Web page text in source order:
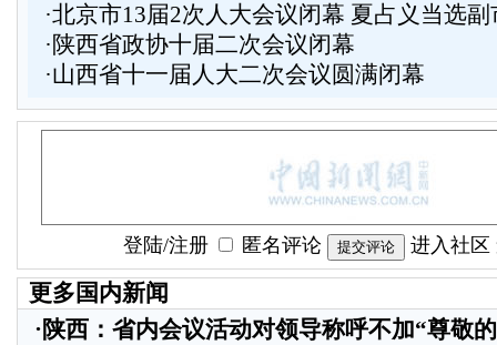
·北京市13届2次人大会议闭幕 夏占义当选副
·陕西省政协十届二次会议闭幕
·山西省十一届人大二次会议圆满闭幕
登陆/注册 匿名评论 进入社区
更多国内新闻
·陕西：省内会议活动对领导称呼不加“尊敬